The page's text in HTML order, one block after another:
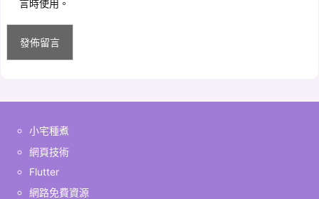
言時使用。
小宅種煮
網頁技術
Flutter
網路免費資源